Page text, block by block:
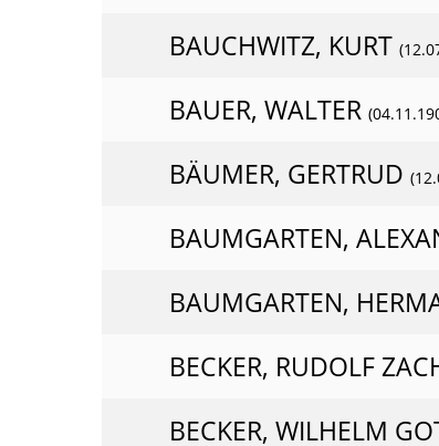
BAUCHWITZ, KURT
BAUER, WALTER
BÄUMER, GERTRUD
BAUMGARTEN,
BAUMGARTEN,
BECKER, RUDOLF
BECKER, WILHELM